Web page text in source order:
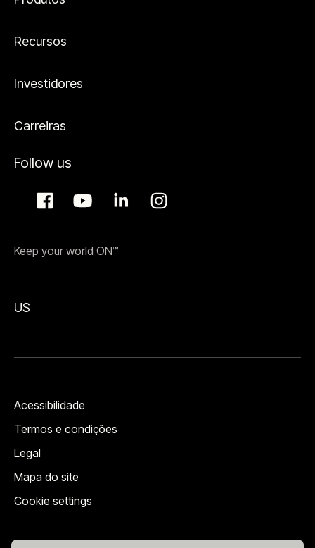
Recursos
Investidores
Carreiras
Follow us
Keep your world ON™
US
Acessibilidade
Termos e condições
Legal
Mapa do site
Cookie settings